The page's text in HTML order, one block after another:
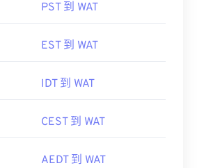
PST 到 WAT
EST 到 WAT
IDT 到 WAT
CEST 到 WAT
AEDT 到 WAT